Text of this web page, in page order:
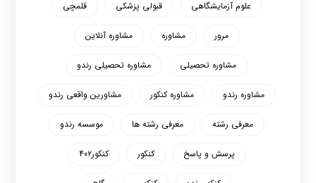
علوم آزمایشگاهی قبولی پزشکی قلمچی
مرور مشاوره مشاوره آنلاین
مشاوره تحصیلی مشاوره تحصیلی رندو
مشاوره رندو مشاوره کنکور مشاورین واقعی رندو
معرفی رشته معرفی رشته ها موسسه رندو
پرسش و پاسخ کنکور کنکور۴۰۲